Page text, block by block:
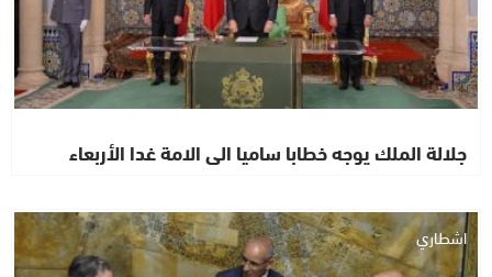
جلالة الملك يوجه خطابا ساميا الى الامة غدا الأربعاء
اشطاري